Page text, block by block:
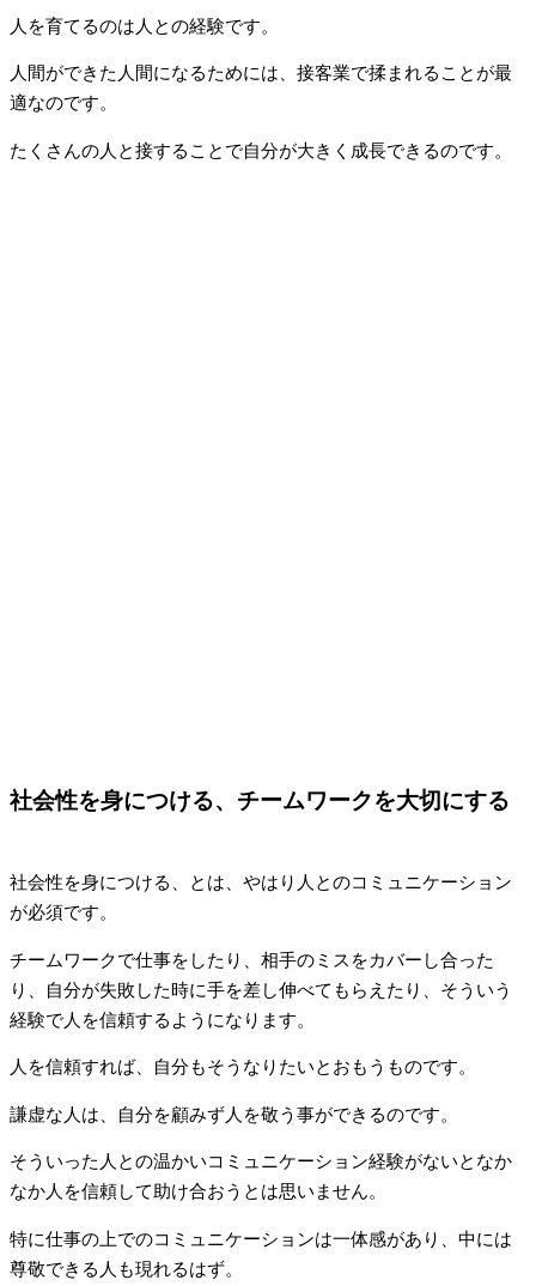
人を育てるのは人との経験です。
人間ができた人間になるためには、接客業で揉まれることが最
適なのです。
たくさんの人と接することで自分が大きく成長できるのです。
社会性を身につける、チームワークを大切にする
社会性を身につける、とは、やはり人とのコミュニケーション
が必須です。
チームワークで仕事をしたり、相手のミスをカバーし合った
り、自分が失敗した時に手を差し伸べてもらえたり、そういう
経験で人を信頼するようになります。
人を信頼すれば、自分もそうなりたいとおもうものです。
謙虚な人は、自分を顧みず人を敬う事ができるのです。
そういった人との温かいコミュニケーション経験がないとなか
なか人を信頼して助け合おうとは思いません。
特に仕事の上でのコミュニケーションは一体感があり、中には
尊敬できる人も現れるはず。